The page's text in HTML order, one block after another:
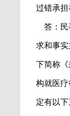
过错承
答：
求和事
下简称《
构就医
定有以下